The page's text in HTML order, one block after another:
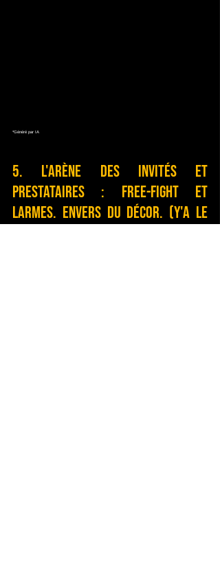
*Généré par IA
5. L'arène des invités et
prestataires : Free-fight et
larmes. Envers du décor. (y'a le